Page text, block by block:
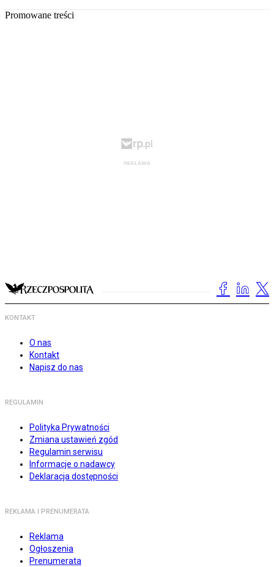
Promowane treści
KONTAKT
O nas
Kontakt
Napisz do nas
REGULAMIN
Polityka Prywatności
Zmiana ustawień zgód
Regulamin serwisu
Informacje o nadawcy
Deklaracja dostępności
REKLAMA I PRENUMERATA
Reklama
Ogłoszenia
Prenumerata